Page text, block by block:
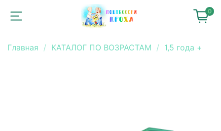
0
Главная КАТАЛОГ ПО ВОЗРАСТАМ 1,5 года +